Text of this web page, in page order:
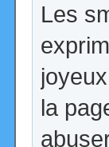
Les
la